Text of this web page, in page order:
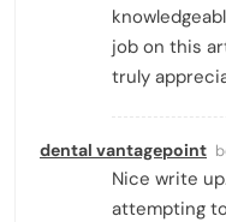
job on this
truly
dental vantagepoint
Nice write
attempting